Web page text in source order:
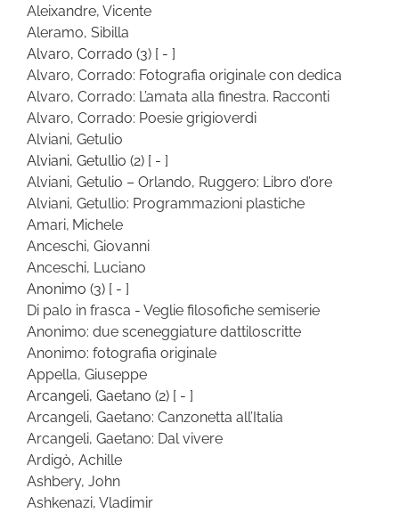
Aleixandre, Vicente
Aleramo, Sibilla
Alvaro, Corrado (3) [ - ]
Alvaro, Corrado: Fotografia originale con dedica
Alvaro, Corrado: L’amata alla finestra. Racconti
Alvaro, Corrado: Poesie grigioverdi
Alviani, Getulio
Alviani, Getullio (2) [ - ]
Alviani, Getulio – Orlando, Ruggero: Libro d’ore
Alviani, Getullio: Programmazioni plastiche
Amari, Michele
Anceschi, Giovanni
Anceschi, Luciano
Anonimo (3) [ - ]
Di palo in frasca - Veglie filosofiche semiserie
Anonimo: due sceneggiature dattiloscritte
Anonimo: fotografia originale
Appella, Giuseppe
Arcangeli, Gaetano (2) [ - ]
Arcangeli, Gaetano: Canzonetta all’Italia
Arcangeli, Gaetano: Dal vivere
Ardigò, Achille
Ashbery, John
Ashkenazi, Vladimir